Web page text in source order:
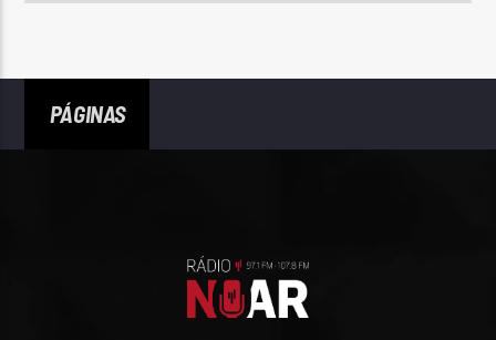
PÁGINAS